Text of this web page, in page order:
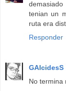
tenian un
ruta era
Responder
GAlcidesS
No termina